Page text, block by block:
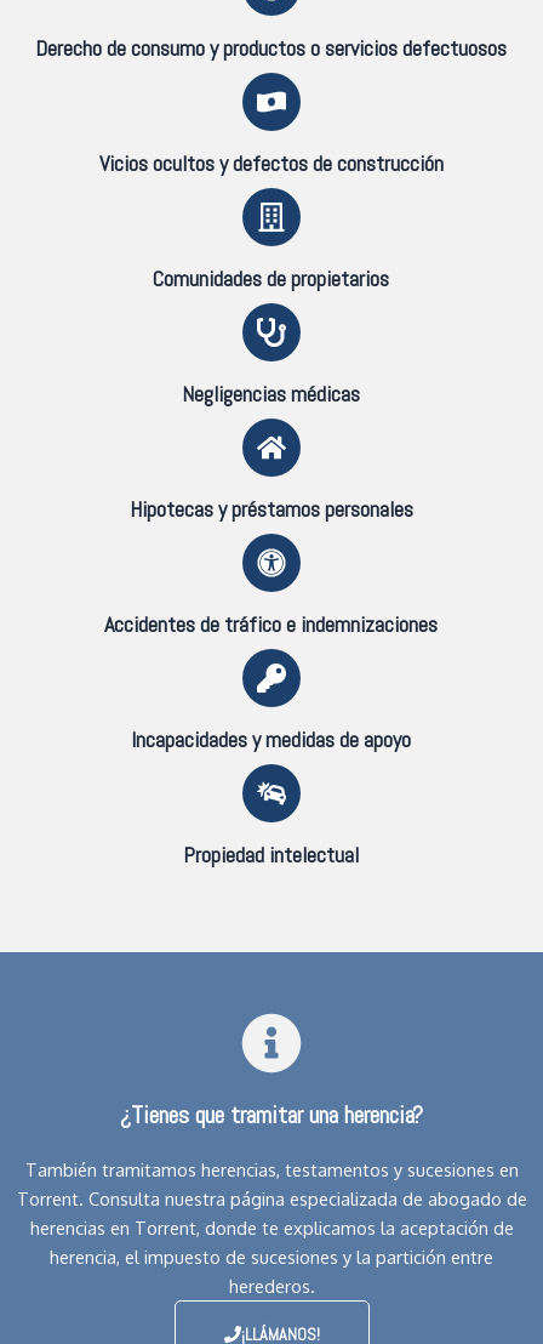
Derecho de consumo y productos o servicios defectuosos
Vicios ocultos y defectos de construcción
Comunidades de propietarios
Negligencias médicas
Hipotecas y préstamos personales
Accidentes de tráfico e indemnizaciones
Incapacidades y medidas de apoyo
Propiedad intelectual
¿Tienes que tramitar una herencia?
También tramitamos herencias, testamentos y sucesiones en
Torrent. Consulta nuestra página especializada de abogado de
herencias en Torrent, donde te explicamos la aceptación de
herencia, el impuesto de sucesiones y la partición entre
herederos.
¡LLÁMANOS!